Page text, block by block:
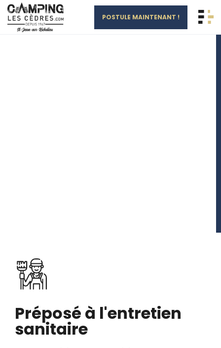
Aller au contenu principal
POSTULE MAINTENANT !
Préposé à l'entretien
sanitaire